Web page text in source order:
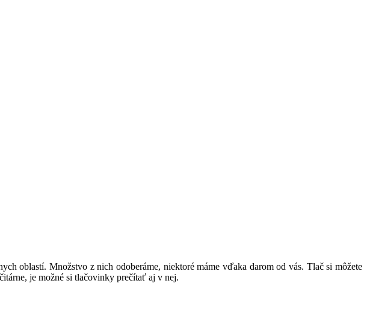
oblastí. Množstvo z nich odoberáme, niektoré máme vďaka darom od vás. Tlač si môžete
je možné si tlačovinky prečítať aj v nej.